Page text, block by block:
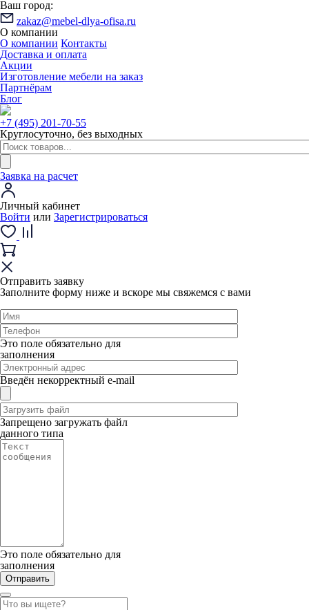
Ваш город:
zakaz@mebel-dlya-ofisa.ru
О компании
О компании Контакты
Доставка и оплата
Акции
Изготовление мебели на заказ
Партнёрам
Блог
+7 (495) 201-70-55
Круглосуточно, без выходных
Заявка на расчет
Личный кабинет
Войти или Зарегистрироваться
Отправить заявку
Заполните форму ниже и вскоре мы свяжемся с вами
Это поле обязательно для
заполнения
Введён некорректный e-mail
Запрещено загружать файл
данного типа
Это поле обязательно для
заполнения